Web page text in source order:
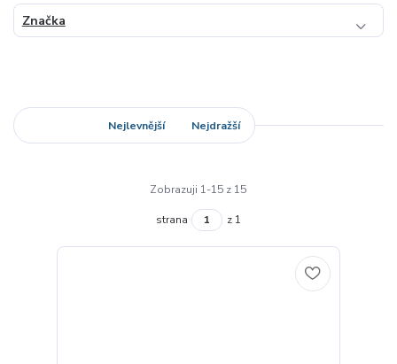
Značka
Nejlevnější Nejdražší
Zobrazuji 1-15 z 15
strana z 1